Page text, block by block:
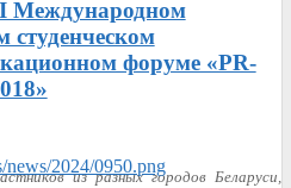
Международном
студенческом
форуме «PR-
из разных городов Беларуси,